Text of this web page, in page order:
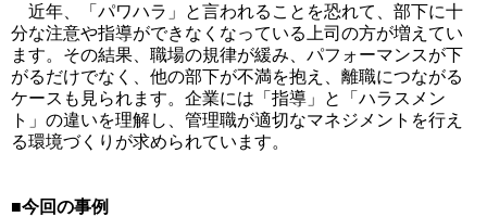
近年、「パワハラ」と言われることを恐れて、部下に十
分な注意や指導ができなくなっている上司の方が増えてい
ます。その結果、職場の規律が緩み、パフォーマンスが下
がるだけでなく、他の部下が不満を抱え、離職につながる
ケースも見られます。企業には「指導」と「ハラスメン
ト」の違いを理解し、管理職が適切なマネジメントを行え
る環境づくりが求められています。
■今回の事例